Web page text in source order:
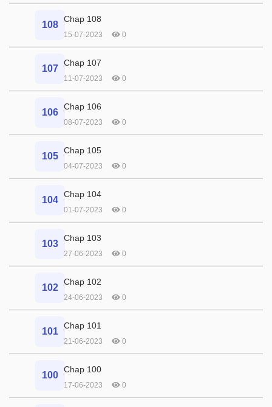
108
Chap 108
15-07-2023 0
107
Chap 107
11-07-2023 0
106
Chap 106
08-07-2023 0
105
Chap 105
04-07-2023 0
104
Chap 104
01-07-2023 0
103
Chap 103
27-06-2023 0
102
Chap 102
24-06-2023 0
101
Chap 101
21-06-2023 0
100
Chap 100
17-06-2023 0